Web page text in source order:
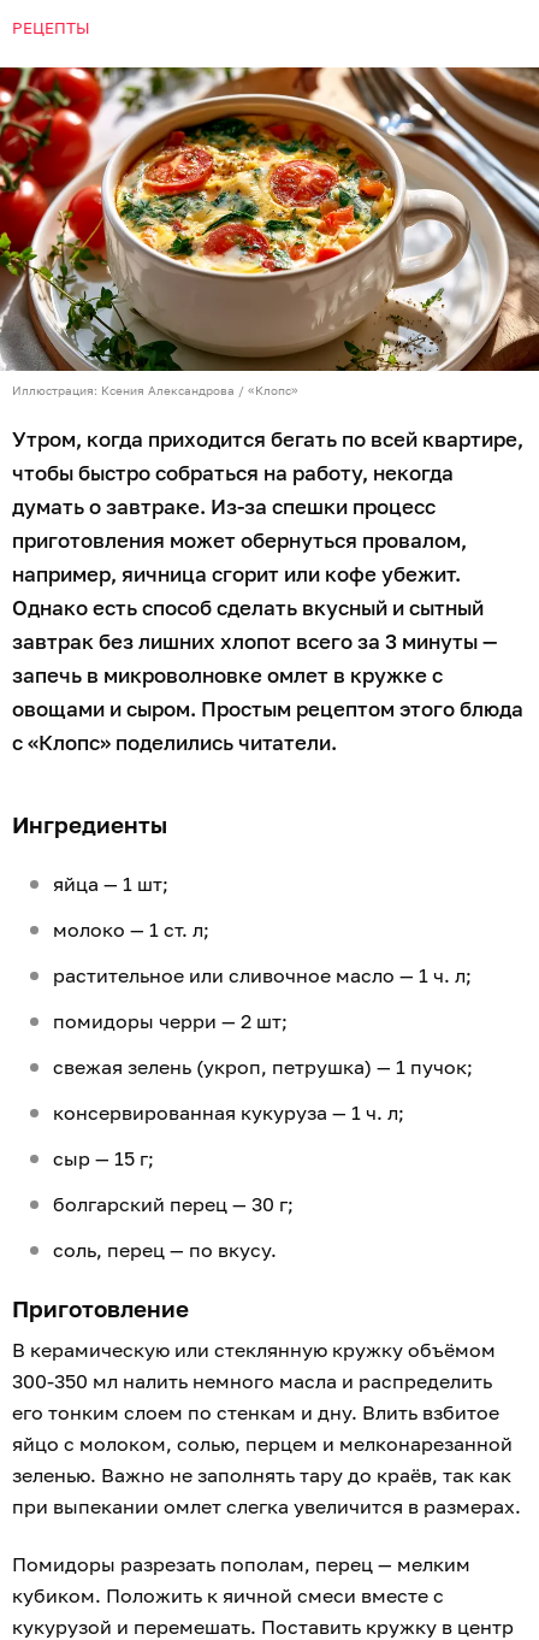
РЕЦЕПТЫ
Иллюстрация: Ксения Александрова / «Клопс»
Утром, когда приходится бегать по всей квартире,
чтобы быстро собраться на работу, некогда
думать о завтраке. Из-за спешки процесс
приготовления может обернуться провалом,
например, яичница сгорит или кофе убежит.
Однако есть способ сделать вкусный и сытный
завтрак без лишних хлопот всего за 3 минуты —
запечь в микроволновке омлет в кружке с
овощами и сыром. Простым рецептом этого блюда
с «Клопс» поделились читатели.
Ингредиенты
яйца — 1 шт;
молоко — 1 ст. л;
растительное или сливочное масло — 1 ч. л;
помидоры черри — 2 шт;
свежая зелень (укроп, петрушка) — 1 пучок;
консервированная кукуруза — 1 ч. л;
сыр — 15 г;
болгарский перец — 30 г;
соль, перец — по вкусу.
Приготовление
В керамическую или стеклянную кружку объёмом
300-350 мл налить немного масла и распределить
его тонким слоем по стенкам и дну. Влить взбитое
яйцо с молоком, солью, перцем и мелконарезанной
зеленью. Важно не заполнять тару до краёв, так как
при выпекании омлет слегка увеличится в размерах.
Помидоры разрезать пополам, перец — мелким
кубиком. Положить к яичной смеси вместе с
кукурузой и перемешать. Поставить кружку в центр